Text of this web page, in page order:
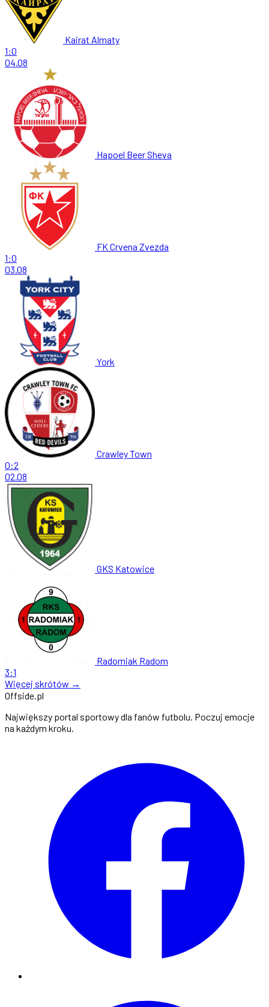
Kairat Almaty
1:0
04.08
Hapoel Beer Sheva
FK Crvena Zvezda
1:0
03.08
York
Crawley Town
0:2
02.08
GKS Katowice
Radomiak Radom
3:1
Więcej skrótów →
Offside.pl
Największy portal sportowy dla fanów futbolu. Poczuj emocje
na każdym kroku.